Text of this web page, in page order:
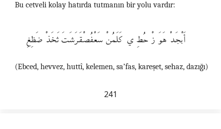
Bu cetveli kolay hatırda tutmanın bir yolu vardır:
أَبْجَدْ هَوَ زْ حُطِ ي كَلَمُنْ سَعْفُصْقَرَشَتَ ثَخَذْ ضَظِغِ
(Ebced, hevvez, huttî, kelemen, sa’fas, kareşet, sehaz, dazığı)
241